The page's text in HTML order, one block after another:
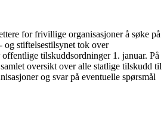
for frivillige organisasjoner å søke på
stiftelsestilsynet tok over
tilskuddsordninger 1. januar. På
oversikt over alle statlige tilskudd til
og svar på eventuelle spørsmål